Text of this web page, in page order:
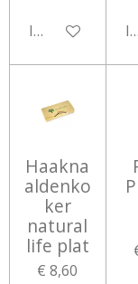
In winkelwagen
Haakna
aldenko
ker
natural
life plat
€ 8,60